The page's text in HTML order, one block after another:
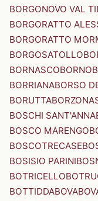
BORGONOVO VAL
BORGORATTO
BORGORATTO
BORGOSATOLLO
BORNASCOBORNO
BORRIANABORSO
BORUTTA
BOSCHI SANT'ANNA
BOSCO MARENGO
BOSCOTRECASE
BOSISIO PARINI
BOTRICELLO
BOTTIDDABOVA